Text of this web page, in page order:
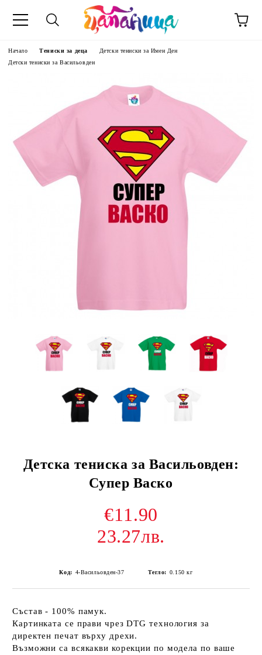
Начало Тениски за деца
Детски тениски за Имен Ден
Детски тениски за Васильовден
Детска тениска за Васильовден:
Супер Васко
€11.90
23.27лв.
Код: 4-Васильовден-37 Тегло: 0.150 кг
Състав - 100% памук.
Картинката се прави чрез DTG технология за
директен печат върху дрехи.
Възможни са всякакви корекции по модела по ваше